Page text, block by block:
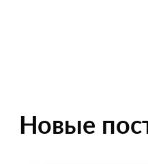
Новые